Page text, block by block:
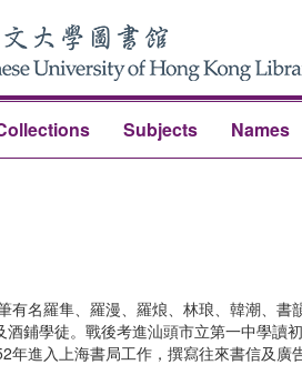
Subjects Names
有名羅隼、羅漫、羅烺、林琅、韓潮、
鋪學徒。戰後考進汕頭市立第一中學
進入上海書局工作，撰寫往來書信及廣